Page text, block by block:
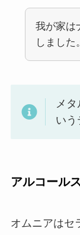
我が家は
しました。
メ
いう
アルコール
オムニアはセ